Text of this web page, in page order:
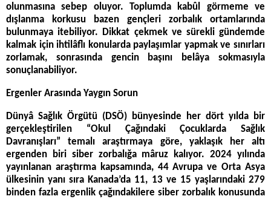
olunmasına sebep oluyor. Toplumda kabûl görmeme ve
dışlanma korkusu bazen gençleri zorbalık ortamlarında
bulunmaya itebiliyor. Dikkat çekmek ve sürekli gündemde
kalmak için ihtilâflı konularda paylaşımlar yapmak ve sınırları
zorlamak, sonrasında gencin başını belâya sokmasıyla
sonuçlanabiliyor.
Ergenler Arasında Yaygın Sorun
Dünyâ Sağlık Örgütü (DSÖ) bünyesinde her dört yılda bir
gerçekleştirilen “Okul Çağındaki Çocuklarda Sağlık
Davranışları” temalı araştırmaya göre, yaklaşık her altı
ergenden biri siber zorbalığa mâruz kalıyor. 2024 yılında
yayınlanan araştırma kapsamında, 44 Avrupa ve Orta Asya
ülkesinin yanı sıra Kanada’da 11, 13 ve 15 yaşlarındaki 279
binden fazla ergenlik çağındakilere siber zorbalık konusunda